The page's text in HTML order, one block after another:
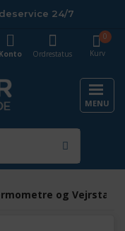
24/7
Kurv
0
Konto Ordrestatus
MENU
og